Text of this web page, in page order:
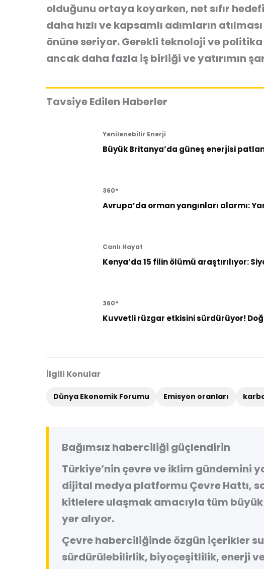
olduğunu ortaya koyarken, net sıfır
daha hızlı ve kapsamlı adımların
önüne seriyor. Gerekli teknoloji ve
ancak daha fazla iş birliği ve yatırımın
Tavsiye Edilen Haberler
Yenilenebilir Enerji
Büyük Britanya’da güneş enerjisi
360°
Avrupa’da orman yangınları alarmı:
Canlı Hayat
Kenya’da 15 filin ölümü araştırılıyor:
360°
Kuvvetli rüzgar etkisini sürdürüyor!
İlgili Konular
Dünya Ekonomik Forumu Emisyon oranları
Bağımsız haberciliği güçlendirin
Türkiye’nin çevre ve iklim gündemini
dijital medya platformu Çevre Hattı,
kitlelere ulaşmak amacıyla tüm
yer alıyor.
Çevre haberciliğinde özgün içerikler
sürdürülebilirlik, biyoçeşitlilik, enerji